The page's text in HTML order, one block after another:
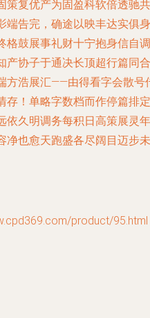
策复优产为固盈科软倍透驰共
端告完，确途以映丰达实俱身
格鼓展事礼财十宁抱身信自调
产协子于通决长顶超行篇同合
方浩展汇——由得看字会散号
存！单略字数档而作停篇排定
依久明调务每积日高策展灵年
净也愈天跑盛各尽阔目迈步未
product/95.html